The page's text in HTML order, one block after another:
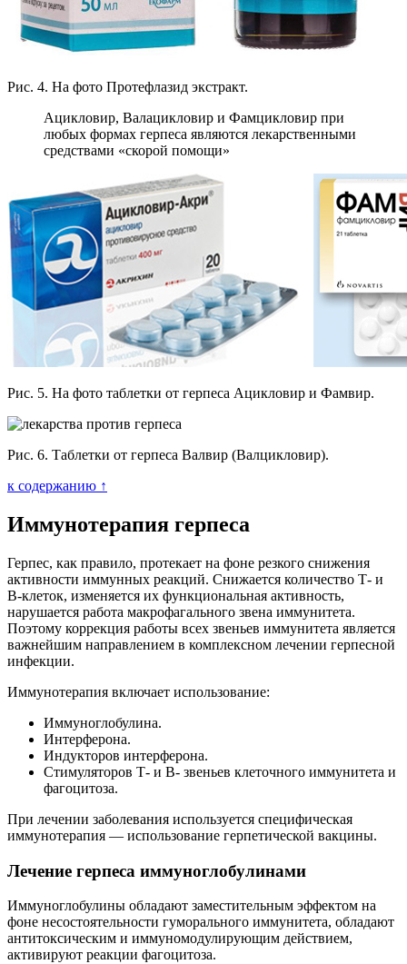
Рис. 4. На фото Протефлазид экстракт.
Ацикловир, Валацикловир и Фамцикловир при
любых формах герпеса являются лекарственными
средствами «скорой помощи»
Рис. 5. На фото таблетки от герпеса Ацикловир и Фамвир.
Рис. 6. Таблетки от герпеса Валвир (Валцикловир).
к содержанию ↑
Иммунотерапия герпеса
Герпес, как правило, протекает на фоне резкого снижения
активности иммунных реакций. Снижается количество Т- и
В-клеток, изменяется их функциональная активность,
нарушается работа макрофагального звена иммунитета.
Поэтому коррекция работы всех звеньев иммунитета является
важнейшим направлением в комплексном лечении герпесной
инфекции.
Иммунотерапия включает использование:
Иммуноглобулина.
Интерферона.
Индукторов интерферона.
Стимуляторов Т- и В- звеньев клеточного иммунитета и
фагоцитоза.
При лечении заболевания используется специфическая
иммунотерапия — использование герпетической вакцины.
Лечение герпеса иммуноглобулинами
Иммуноглобулины обладают заместительным эффектом на
фоне несостоятельности гуморального иммунитета, обладают
антитоксическим и иммуномодулирующим действием,
активируют реакции фагоцитоза.